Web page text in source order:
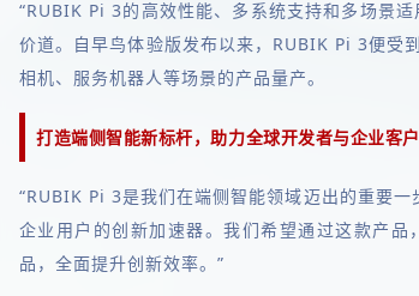
“RUBIK Pi 3的高效性能、多系统支持和多场景
价道。自早鸟体验版发布以来，RUBIK Pi 3便受
相机、服务机器人等场景的产品量产。
打造端侧智能新标杆，助力全球开发者与企业客
“RUBIK Pi 3是我们在端侧智能领域迈出的重要
企业用户的创新加速器。我们希望通过这款产
品，全面提升创新效率。”